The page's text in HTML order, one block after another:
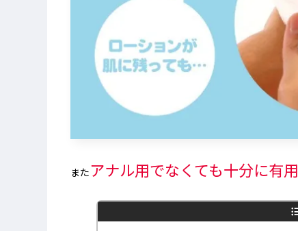
また アナル用でなくても十分に有用